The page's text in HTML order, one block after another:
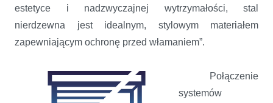
estetyce i nadzwyczajnej wytrzymałości, stal
nierdzewna jest idealnym, stylowym materiałem
zapewniającym ochronę przed włamaniem”.
Połączenie
systemów